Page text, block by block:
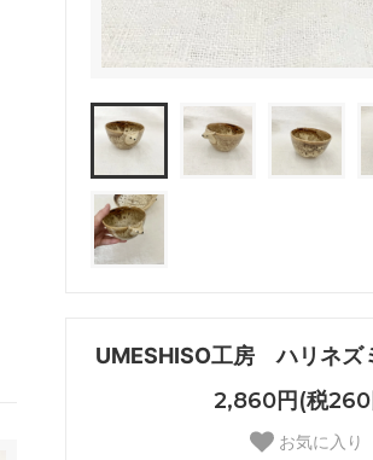
UMESHISO工房 ハリネ
2,860円(税
お気に入り